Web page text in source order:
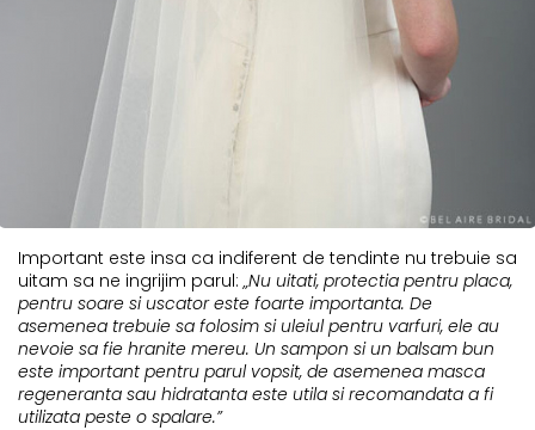
Important este insa ca indiferent de tendinte nu trebuie sa
uitam sa ne ingrijim parul: „Nu uitati, protectia pentru placa,
pentru soare si uscator este foarte importanta. De
asemenea trebuie sa folosim si uleiul pentru varfuri, ele au
nevoie sa fie hranite mereu. Un sampon si un balsam bun
este important pentru parul vopsit, de asemenea masca
regeneranta sau hidratanta este utila si recomandata a fi
utilizata peste o spalare.”